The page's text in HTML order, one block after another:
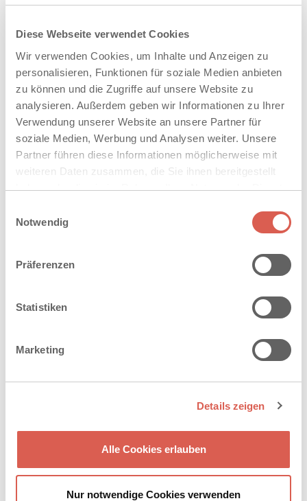
Diese Webseite verwendet Cookies
Wir verwenden Cookies, um Inhalte und Anzeigen zu
personalisieren, Funktionen für soziale Medien anbieten
zu können und die Zugriffe auf unsere Website zu
analysieren. Außerdem geben wir Informationen zu Ihrer
Verwendung unserer Website an unsere Partner für
soziale Medien, Werbung und Analysen weiter. Unsere
Partner führen diese Informationen möglicherweise mit
weiteren Daten zusammen, die Sie ihnen bereitgestellt
haben oder die sie im Rahmen Ihrer Nutzung der Dienste
Cookies, wenn Sie unsere Webseite weiterhin nutzen.
Notwendig
Präferenzen
Statistiken
Marketing
Details zeigen
Alle Cookies erlauben
Nur notwendige Cookies verwenden
FASZINATION SANDSTEIN-
BETON
SANTURO®-Programms.